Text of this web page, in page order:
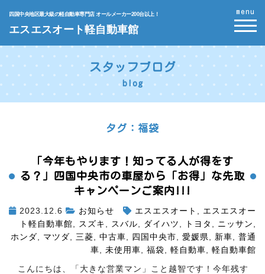
四国中央地区最大級の軽自動車専門店 オールメーカー200台以上！
エスエスオート軽自動車館
menu
スタッフブログ
blog
タグ：福袋
「今年もやります！知ってる人が得をす
る？」四国中央市の車屋から「お得」な先取
キャンペーンご案内!!!
2023.12.6 お知らせ エスエスオート
エスエスオー
ト軽自動車館
スズキ スバル ダイハツ トヨタ ニッサン
ホンダ
マツダ 三菱 中古車 四国中央市 愛媛県 新車
普通
車
未使用車 福袋 軽自動車
軽自動車館
こんにちは、「大きな営業マン」こと越智です！今年残す